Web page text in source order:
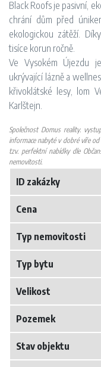
Black Roofs je pasivní,
chrání dům před
ekologickou zátěží.
tisíce korun ročně.
Ve Vysokém Újezdu
ukrývající lázně a
křivoklátské lesy, lom
Karlštejn.
Společnost Domus reality.
informace nabyté v dobré víře
tzv. perfektní nabídky dle
nemovitosti.
ID zakázky
Cena
Typ nemovitosti
Typ bytu
Velikost
Pozemek
Stav objektu